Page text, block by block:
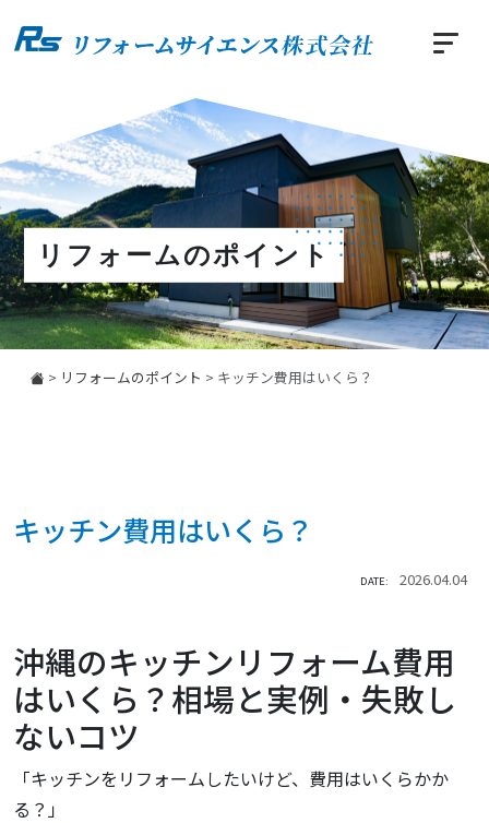
リフォームのポイント
> リフォームのポイント > キッチン費用はいくら？
キッチン費用はいくら？
DATE: 2026.04.04
沖縄のキッチンリフォーム費用
はいくら？相場と実例・失敗し
ないコツ
「キッチンをリフォームしたいけど、費用はいくらかか
る？」